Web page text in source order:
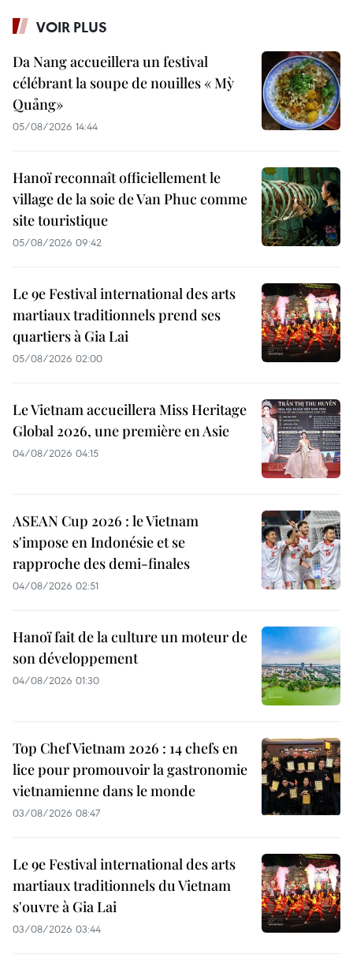
VOIR PLUS
Da Nang accueillera un festival
célébrant la soupe de nouilles « Mỳ
Quảng»
05/08/2026 14:44
Hanoï reconnaît officiellement le
village de la soie de Van Phuc comme
site touristique
05/08/2026 09:42
Le 9e Festival international des arts
martiaux traditionnels prend ses
quartiers à Gia Lai
05/08/2026 02:00
Le Vietnam accueillera Miss Heritage
Global 2026, une première en Asie
04/08/2026 04:15
ASEAN Cup 2026 : le Vietnam
s'impose en Indonésie et se
rapproche des demi-finales
04/08/2026 02:51
Hanoï fait de la culture un moteur de
son développement
04/08/2026 01:30
Top Chef Vietnam 2026 : 14 chefs en
lice pour promouvoir la gastronomie
vietnamienne dans le monde
03/08/2026 08:47
Le 9e Festival international des arts
martiaux traditionnels du Vietnam
s'ouvre à Gia Lai
03/08/2026 03:44